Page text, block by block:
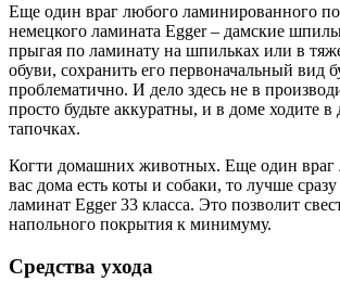
Еще один враг любого ламинированного
немецкого ламината Egger – дамские
прыгая по ламинату на шпильках или в
обуви, сохранить его первоначальный вид
проблематично. И дело здесь не в
просто будьте аккуратны, и в доме ходите
тапочках.
Когти домашних животных. Еще один враг
вас дома есть коты и собаки, то лучше
ламинат Egger 33 класса. Это позволит
напольного покрытия к минимуму.
Средства ухода